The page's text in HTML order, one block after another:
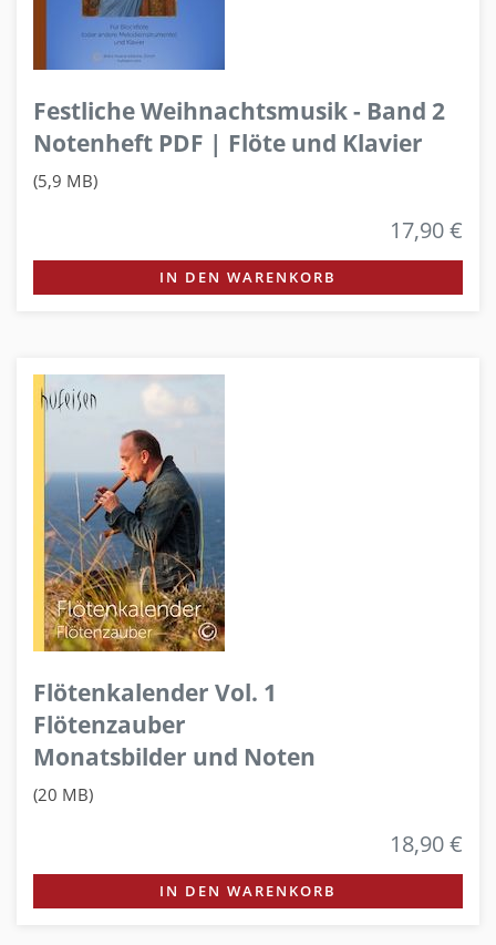
Festliche Weihnachtsmusik - Band 2
Notenheft PDF | Flöte und Klavier
(5,9 MB)
17,90 €
IN DEN WARENKORB
Flötenkalender Vol. 1
Flötenzauber
Monatsbilder und Noten
(20 MB)
18,90 €
IN DEN WARENKORB